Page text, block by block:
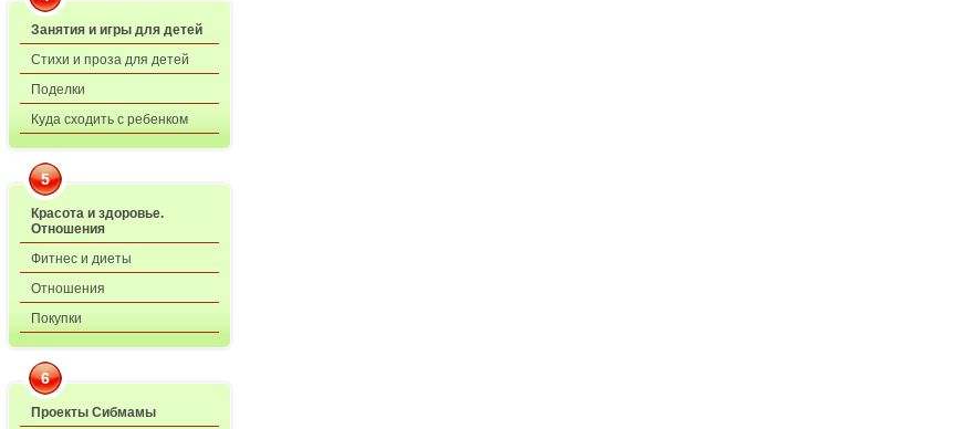
Занятия и игры для детей
Стихи и проза для детей
Поделки
Куда сходить с ребенком
5
Красота и здоровье.
Отношения
Фитнес и диеты
Отношения
Покупки
6
Проекты Сибмамы